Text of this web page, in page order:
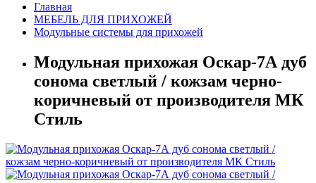
Главная
МЕБЕЛЬ ДЛЯ ПРИХОЖЕЙ
Модульные системы для прихожей
Модульная прихожая Оскар-7А дуб
сонома светлый / кожзам черно-
коричневый от производителя МК
Стиль